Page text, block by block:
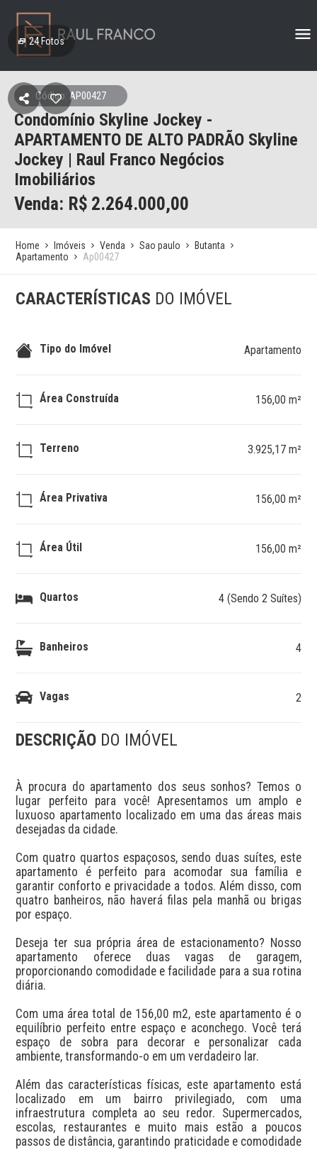
24Fotos
Código: AP00427
Condomínio Skyline Jockey -
APARTAMENTO DE ALTO PADRÃO Skyline
Jockey | Raul Franco Negócios
Imobiliários
Venda: R$ 2.264.000,00
Home Imóveis Venda Sao paulo
Butanta
Apartamento
Ap00427
CARACTERÍSTICAS DO IMÓVEL
Tipo do Imóvel Apartamento
Área Construída 156,00 m²
Terreno 3.925,17 m²
Área Privativa 156,00 m²
Área Útil 156,00 m²
Quartos 4 (Sendo 2 Suítes)
Banheiros 4
Vagas 2
DESCRIÇÃO DO IMÓVEL
À procura do apartamento dos seus sonhos? Temos o
lugar perfeito para você! Apresentamos um amplo e
luxuoso apartamento localizado em uma das áreas mais
desejadas da cidade.
Com quatro quartos espaçosos, sendo duas suítes, este
apartamento é perfeito para acomodar sua família e
garantir conforto e privacidade a todos. Além disso, com
quatro banheiros, não haverá filas pela manhã ou brigas
por espaço.
Deseja ter sua própria área de estacionamento? Nosso
apartamento oferece duas vagas de garagem,
proporcionando comodidade e facilidade para a sua rotina
diária.
Com uma área total de 156,00 m2, este apartamento é o
equilíbrio perfeito entre espaço e aconchego. Você terá
espaço de sobra para decorar e personalizar cada
ambiente, transformando-o em um verdadeiro lar.
Além das características físicas, este apartamento está
localizado em um bairro privilegiado, com uma
infraestrutura completa ao seu redor. Supermercados,
escolas, restaurantes e muito mais estão a poucos
passos de distância, garantindo praticidade e comodidade